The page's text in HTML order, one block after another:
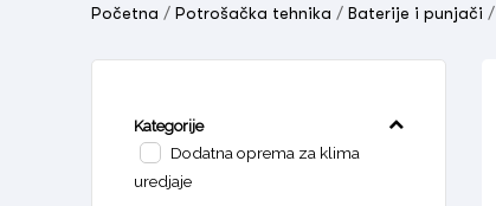
Početna / Potrošačka tehnika / Baterije i punjači
Kategorije
Dodatna oprema za klima
uredjaje